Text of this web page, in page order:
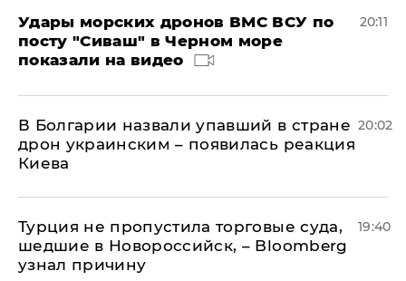
Удары морских дронов ВМС ВСУ по
посту "Сиваш" в Черном море
показали на видео
20:11
В Болгарии назвали упавший в стране
дрон украинским – появилась реакция
Киева
20:02
Турция не пропустила торговые суда,
шедшие в Новороссийск, – Bloomberg
узнал причину
19:40